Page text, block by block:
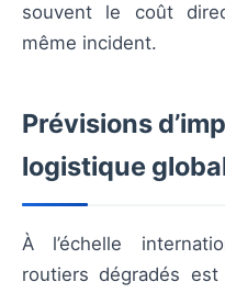
souvent le coût
même incident.
Prévisions
logistique
À l’échelle
routiers dégradés